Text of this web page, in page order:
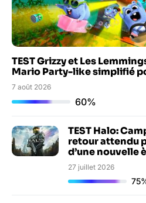
TEST Grizzy et Les
Mario Party-like simplifié
7 août 2026
60%
TEST Halo:
retour attendu
d’une nouvelle
27 juillet 2026